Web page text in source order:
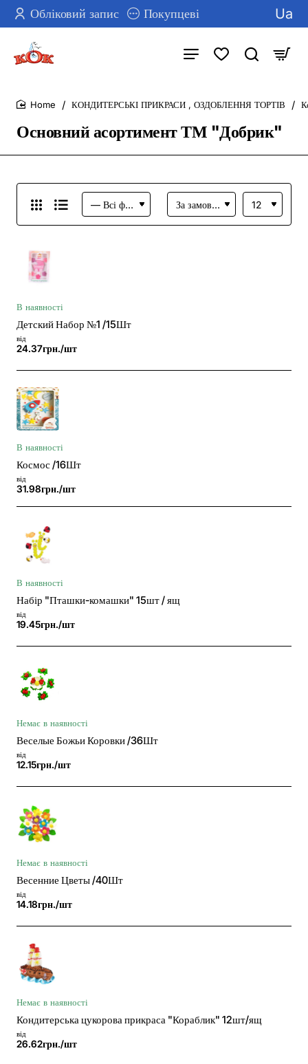
Обліковий запис Покупцеві Ua
Основний асортимент ТМ "Добрик"
КОНДИТЕРСЬКІ ПРИКРАСИ , ОЗДОБЛЕННЯ ТОРТІВ
В наявності
Детский Набор №1 /15Шт
від
24.37грн./шт
В наявності
Космос /16Шт
від
31.98грн./шт
В наявності
Набір "Пташки-комашки" 15шт / ящ
від
19.45грн./шт
Немає в наявності
Веселые Божьи Коровки /36Шт
від
12.15грн./шт
Немає в наявності
Весенние Цветы /40Шт
від
14.18грн./шт
Немає в наявності
Кондитерська цукорова прикраса "Кораблик" 12шт/ящ
від
26.62грн./шт